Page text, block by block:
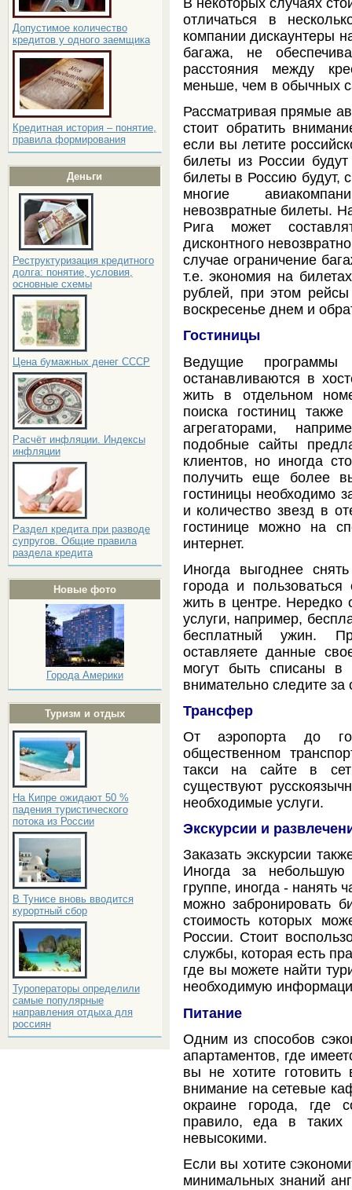
Допустимое количество
кредитов у одного заемщика
Кредитная история – понятие,
правила формирования
Деньги
Реструктуризация кредитного
долга: понятие, условия,
основные схемы
Цена бумажных денег СССР
Расчёт инфляции. Индексы
инфляции
Раздел кредита при разводе
супругов. Общие правила
раздела кредита
Новые фото
Города Америки
Туризм и отдых
На Кипре ожидают 50 %
падения туристического
потока из России
В Тунисе вновь вводится
курортный сбор
Туроператоры определили
самые популярные
направления отдыха для
россиян
В некоторых случаях
отличаться в
компании дискаунтеры
багажа, не
расстояния между
меньше, чем в обычных
Рассматривая прямые
стоит обратить
если вы летите
билеты из России
билеты в Россию будут,
многие
невозвратные билеты.
Рига может
дисконтного
случае ограничение
т.е. экономия на
рублей, при этом
воскресенье днем и
Гостиницы
Ведущие
останавливаются в
жить в отдельном
поиска гостиниц
агрегаторами,
подобные сайты
клиентов, но иногда
получить еще более
гостиницы необходимо
и количество звезд в
гостинице можно на
интернет.
Иногда выгоднее
города и
жить в центре. Нередко
услуги, например,
бесплатный ужин.
оставляете данные
могут быть списаны
внимательно следите за
Трансфер
От аэропорта до
общественном
такси на сайте в
существуют
необходимые услуги.
Экскурсии и
Заказать экскурсии
Иногда за небольшую
группе, иногда - нанять
можно забронировать
стоимость которых
России. Стоит
службы, которая есть
где вы можете найти
необходимую
Питание
Одним из способов
апартаментов, где
вы не хотите готовить
внимание на сетевые
окраине города, где
правило, еда в таких
невысокими.
Если вы хотите
минимальных знаний